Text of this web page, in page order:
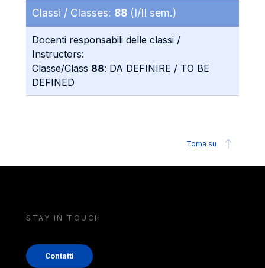
Classi / Classes: 88 (I/II sem.)
Docenti responsabili delle classi /
Instructors:
Classe/Class 88: DA DEFINIRE / TO BE
DEFINED
Torna su
STAY IN TOUCH
Contatti